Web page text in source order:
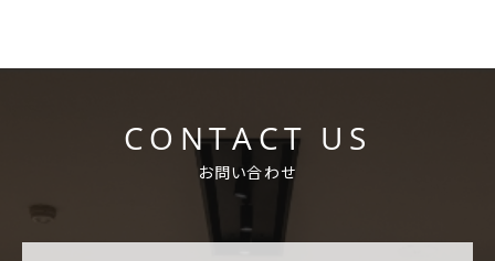
CONTACT US
お問い合わせ